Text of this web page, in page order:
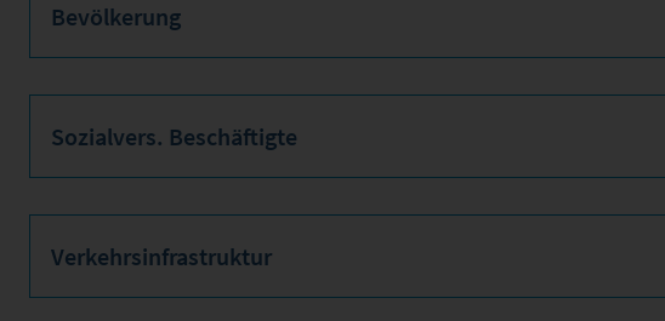
Bevölkerung
Sozialvers. Beschäftigte
Verkehrsinfrastruktur